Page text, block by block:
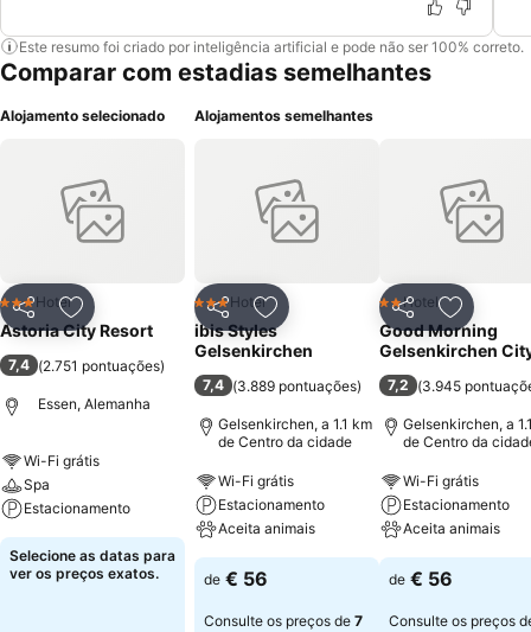
Este resumo foi criado por inteligência artificial e pode não ser 100% correto.
Comparar com estadias semelhantes
Alojamento selecionado
PartilharAdicionar aos favoritos
3 Estrelas
Hotel
Astoria City Resort
7,4 (2.751 pontuações)
Essen, Alemanha
Wi-Fi grátis
Spa
Estacionamento
Selecione as datas para
ver os preços exatos.
Alojamentos semelhantes
PartilharAdicionar aos favoritos
3 Estrelas
Hotel
ibis Styles
Gelsenkirchen
7,4 (3.889 pontuações)
Gelsenkirchen, a 1.1 km
de Centro da cidade
Wi-Fi grátis
Estacionamento
Aceita animais
de € 56
Consulte os preços de 7
Partilhar
2 Estrelas
Hotel
Good Morning
Gelsenkirchen
7,2 (3.945
Gelsenkirchen, a
de Centro da
Wi-Fi grátis
Estacionamento
Aceita animais
de € 56
Consulte os preços